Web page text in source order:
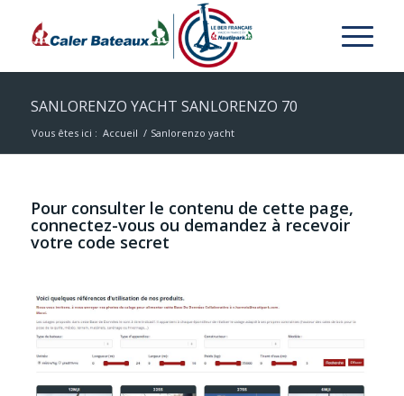
SANLORENZO YACHT SANLORENZO 70
Vous êtes ici : Accueil / Sanlorenzo yacht
Pour consulter le contenu de cette page,
connectez-vous ou demandez à recevoir
votre code secret